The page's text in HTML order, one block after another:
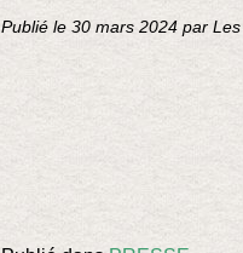
Publié le 30 mars 2024 par